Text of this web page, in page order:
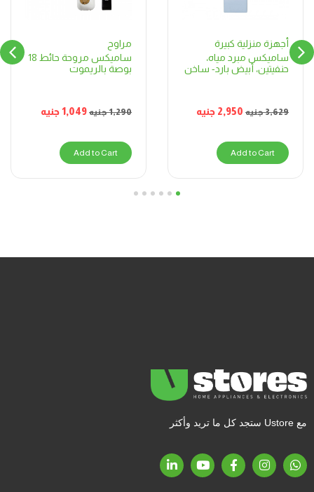
أجهزة منزلية كبيرة
ساميكس مبرد مياه،
حنفيتين، أبيض بارد- ساخن
3,629جنيه 2,950 جنيه
Add to Cart
مراوح
ساميكس مروحة حائط 18
بوصة بالريموت
1,290جنيه 1,049جنيه
Add to Cart
1
2
مع Ustore ستجد كل ما تريد وأكثر